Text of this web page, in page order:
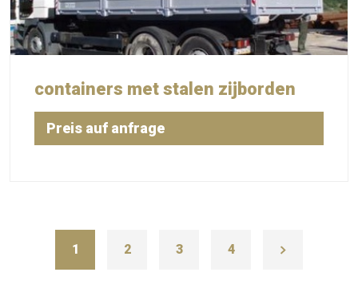
containers met stalen zijborden
Preis auf anfrage
1 2 3 4